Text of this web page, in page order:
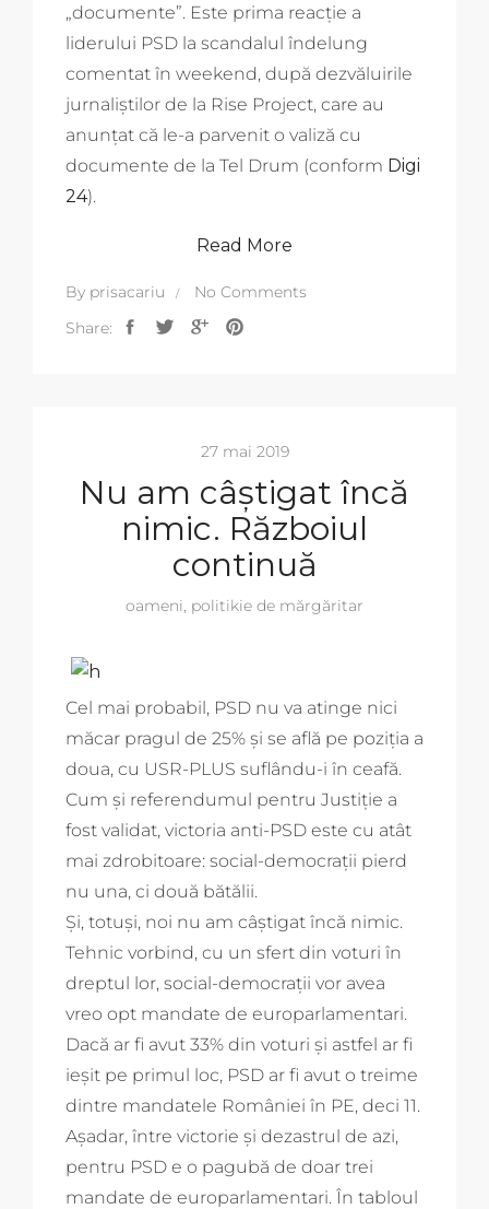
„documente”. Este prima reacție a
liderului PSD la scandalul îndelung
comentat în weekend, după dezvăluirile
jurnaliștilor de la Rise Project, care au
anunțat că le-a parvenit o valiză cu
documente de la Tel Drum (conform Digi
24).
Read More
By prisacariu
No Comments
Share:
27 mai 2019
Nu am câștigat încă
nimic. Războiul
continuă
oameni, politikie de mărgăritar
Cel mai probabil, PSD nu va atinge nici
măcar pragul de 25% și se află pe poziția a
doua, cu USR-PLUS suflându-i în ceafă.
Cum și referendumul pentru Justiție a
fost validat, victoria anti-PSD este cu atât
mai zdrobitoare: social-democrații pierd
nu una, ci două bătălii.
Și, totuși, noi nu am câștigat încă nimic.
Tehnic vorbind, cu un sfert din voturi în
dreptul lor, social-democrații vor avea
vreo opt mandate de europarlamentari.
Dacă ar fi avut 33% din voturi și astfel ar fi
ieșit pe primul loc, PSD ar fi avut o treime
dintre mandatele României în PE, deci 11.
Așadar, între victorie și dezastrul de azi,
pentru PSD e o pagubă de doar trei
mandate de europarlamentari. În tabloul